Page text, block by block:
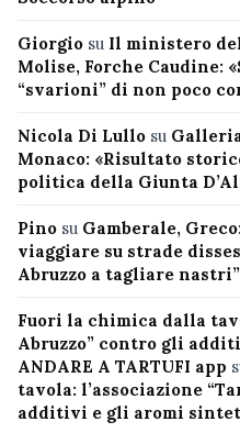
Giorgio su Il ministero
Molise, Forche Caudine:
“svarioni” di non poco
Nicola Di Lullo su
Monaco: «Risultato
politica della Giunta
Pino su Gamberale,
viaggiare su strade
Abruzzo a tagliare nastri”
Fuori la chimica dalla
Abruzzo” contro gli
ANDARE A TARTUFI app
tavola: l’associazione
additivi e gli aromi